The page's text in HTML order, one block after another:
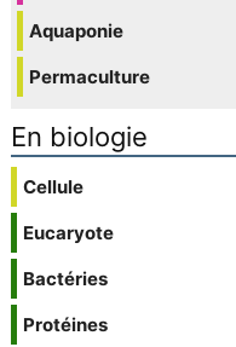
Aquaponie
Permaculture
En biologie
Cellule
Eucaryote
Bactéries
Protéines